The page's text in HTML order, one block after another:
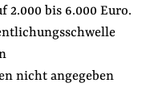
2.000 bis 6.000 Euro.
nicht angegeben